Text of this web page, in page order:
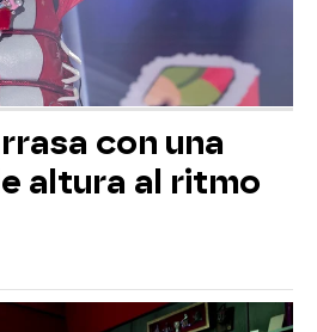
con una
altura al ritmo